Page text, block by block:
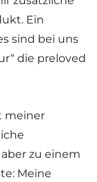
Ein
sind bei uns
die preloved
meiner
zu einem
Meine